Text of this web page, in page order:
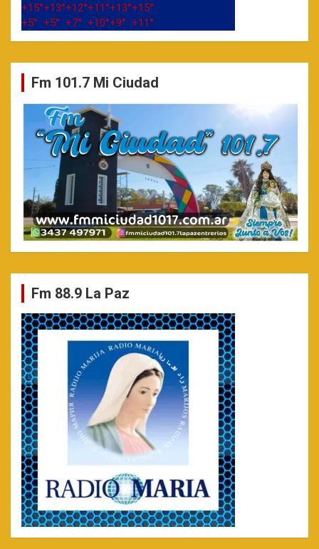
+15°+13°+12°+11°+13°+15°
+5° +5° +7° +10°+9° +11°
Fm 101.7 Mi Ciudad
Fm 88.9 La Paz